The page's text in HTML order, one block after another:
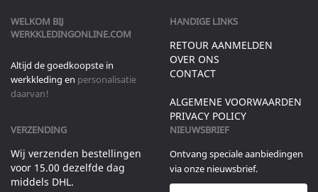
WELKOM BIJ
WERKKLEDINGONLINE.COM
Altijd de goedkoopste in
werkkleding en personalisatie
daarvan!
HANDIGE LINKS
RETOUR AANMELDEN
OVER ONS
CONTACT
ALGEMENE VOORWAARDEN
PRIVACY POLICY
VERZENDING
Wij verzenden bestellingen
voor 15.00 dezelfde dag
middels DHL.
NIEUWSBRIEF
Ontvang speciale aanbiedingen
via onze nieuwsbrief.